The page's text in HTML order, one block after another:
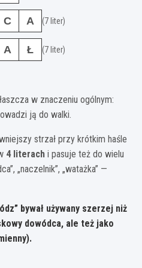
C A (7 liter)
A Ł (7 liter)
w znaczeniu ogólnym:
ją do walki.
strzał przy krótkim haśle
4 literach i pasuje też do wielu
„naczelnik”, „watażka” —
bywał używany szerzej niż
dowódca, ale też jako